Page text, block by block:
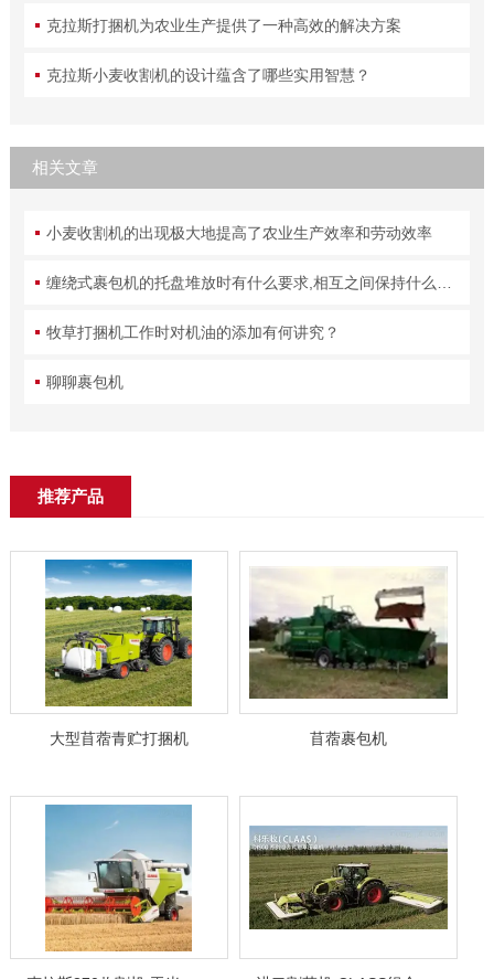
克拉斯打捆机为农业生产提供了一种高效的解决方案
克拉斯小麦收割机的设计蕴含了哪些实用智慧？
相关文章
小麦收割机的出现极大地提高了农业生产效率和劳动效率
牧草打捆机工作时对机油的添加有何讲究？
聊聊裹包机
推荐产品
大型苜蓿青贮打捆机 苜蓿裹包机